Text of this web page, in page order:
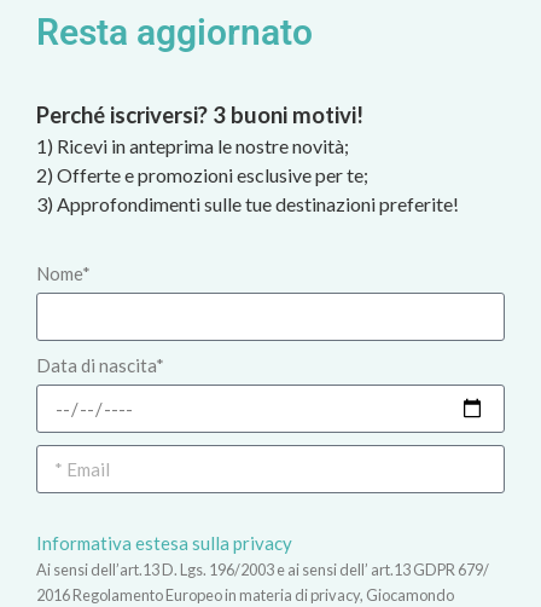
Resta aggiornato
Perché iscriversi? 3 buoni motivi!
1) Ricevi in anteprima le nostre novità;
2) Offerte e promozioni esclusive per te;
3) Approfondimenti sulle tue destinazioni preferite!
Nome*
Data di nascita*
Informativa estesa sulla privacy
Ai sensi dell’art.13 D. Lgs. 196/2003 e ai sensi dell’ art.13 GDPR 679/
2016 Regolamento Europeo in materia di privacy, Giocamondo